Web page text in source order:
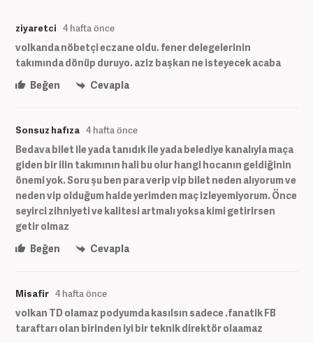
ziyaretci 4 hafta önce
volkanda nöbetçi eczane oldu. fener delegelerinin
takımında dönüp duruyo. aziz başkan ne isteyecek acaba
Beğen
Cevapla
Sonsuz hafıza 4 hafta önce
Bedava bilet ile yada tanıdık ile yada belediye kanalıyla maça
giden bir ilin takımının hali bu olur hangi hocanın geldiğinin
önemi yok. Soru şu ben para verip vip bilet neden alıyorum ve
neden vip olduğum halde yerimden maç izleyemiyorum. Önce
seyirci zihniyeti ve kalitesi artmalı yoksa kimi getirirsen
getir olmaz
Beğen
Cevapla
Misafir 4 hafta önce
volkan TD olamaz podyumda kasılsın sadece .fanatik FB
taraftarı olan birinden iyi bir teknik direktör olaamaz